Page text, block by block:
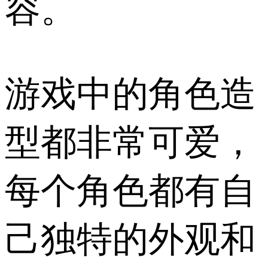
容。
游戏中的角色造
型都非常可爱，
每个角色都有自
己独特的外观和